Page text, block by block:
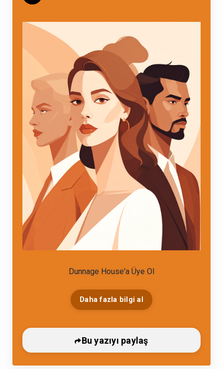
Dunnage House'a Üye Ol
Daha fazla bilgi al
Bu yazıyı paylaş